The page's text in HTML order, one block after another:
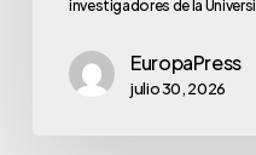
investigadores de la
EuropaPress
julio 30, 2026